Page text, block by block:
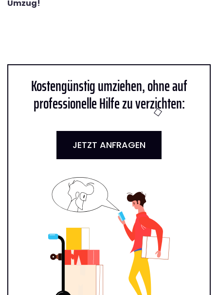
Umzug!
Kostengünstig umziehen, ohne auf
professionelle Hilfe zu verzichten:
JETZT ANFRAGEN